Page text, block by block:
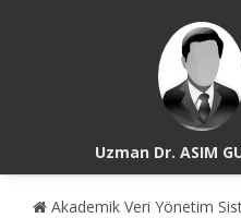
Uzman Dr. ASIM
Akademik Veri Yönetim